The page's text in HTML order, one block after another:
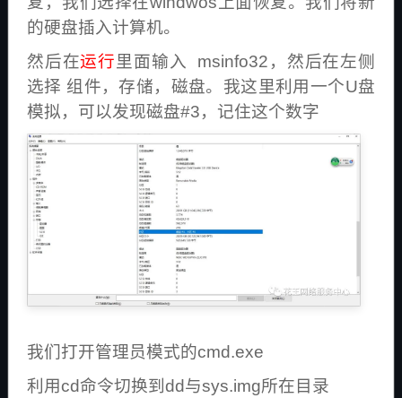
的硬盘插入计算机。
然后在运行里面输入 msinfo32，然后在左侧
选择 组件，存储，磁盘。我这里利用一个U盘
模拟，可以发现磁盘#3，记住这个数字
我们打开管理员模式的cmd.exe
利用cd命令切换到dd与sys.img所在目录